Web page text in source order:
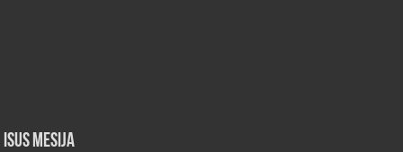
Isus Mesija